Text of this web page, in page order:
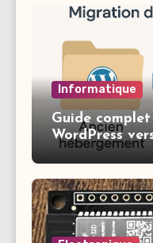
Informatique
Guide
WordPress
hébergement